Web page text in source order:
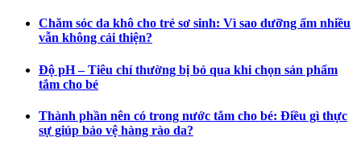
Chăm sóc da khô cho trẻ sơ sinh: Vì sao dưỡng ẩm nhiều
vẫn không cải thiện?
Độ pH – Tiêu chí thường bị bỏ qua khi chọn sản phẩm
tắm cho bé
Thành phần nên có trong nước tắm cho bé: Điều gì thực
sự giúp bảo vệ hàng rào da?